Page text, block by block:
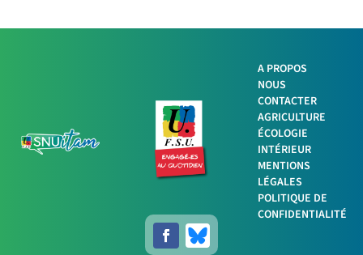
A PROPOS
NOUS
CONTACTER
AGRICULTURE
ÉCOLOGIE
INTÉRIEUR
MENTIONS
LÉGALES
POLITIQUE DE
CONFIDENTIALITÉ
Facebook
Twitter
LinkedIn
Imprimer